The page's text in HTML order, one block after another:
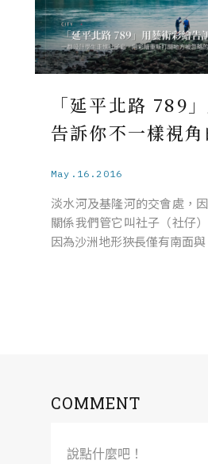
「延平北路 789
告訴你不一樣視
May.16.2016
淡水河及基隆河的交會處，
關係我們管它叫社子（社仔
因為沙洲地形狹長僅有南面
COMMENT
說點什麼吧！